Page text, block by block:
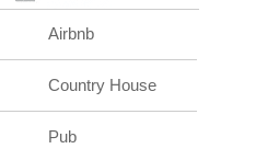
Airbnb
Country House
Pub